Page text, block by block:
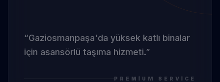
“Gaziosmanpaşa'da yüksek katlı binalar
için asansörlü taşıma hizmeti.”
PREMIUM SERVICE